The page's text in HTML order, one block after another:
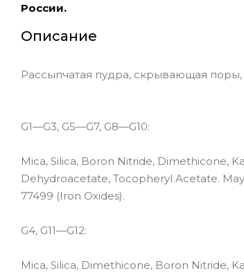
России.
Описание
Рассыпчатая пудра, скрывающая
G1—G3, G5—G7, G8—G10:
Mica, Silica, Boron Nitride, Dimethicone,
Dehydroacetate, Tocopheryl Acetate. May
77499 (Iron Oxides).
G4, G11—G12:
Mica, Silica, Dimethicone, Boron Nitride,